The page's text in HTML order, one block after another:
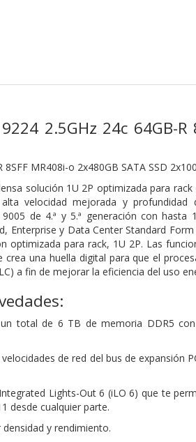
2.5GHz 24c 64GB-R
MR408i-o 2x480GB SATA SSD
solución 1U 2P optimizada para
velocidad mejorada y
de 4.ª y 5.ª generación con
Enterprise y Data Center Standard
optimizada para rack, 1U 2P. Las
una huella digital para que el
a fin de mejorar la eficiencia del uso
total de 6 TB de memoria DDR5
de red del bus de expansión
Lights-Out 6 (iLO 6) que te
desde cualquier parte.
y rendimiento.